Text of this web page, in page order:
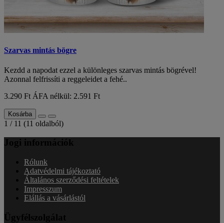
Szarvas mintás bögre
Kezdd a napodat ezzel a különleges szarvas mintás bögrével!
Azonnal felfrissíti a reggeleidet a fehé..
3.290 Ft ÁFA nélkül: 2.591 Ft
Kosárba
1 / 11 (11 oldalból)
Jogi információk
Rólunk
Adatvédelmi tájékoztató
Általános szerződési feltételek
Impresszum
Elállás a vásárlástól
Ügyfélszolgálat